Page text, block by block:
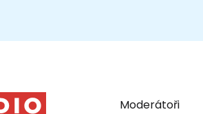
Moderátoři